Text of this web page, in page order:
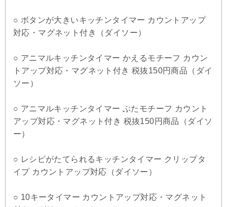
○ ボタンが大きいキッチンタイマー カウントアップ
対応・マグネット付き（ダイソー）
○ アニマルキッチンタイマー かえるモチーフ カウン
トアップ対応・マグネット付き 税抜150円商品（ダイ
ソー）
○ アニマルキッチンタイマー ぶたモチーフ カウント
アップ対応・マグネット付き 税抜150円商品（ダイソ
ー）
○ レシピがたてられるキッチンタイマー クリップタ
イプ カウントアップ対応（ダイソー）
○ 10キータイマー カウントアップ対応・マグネット